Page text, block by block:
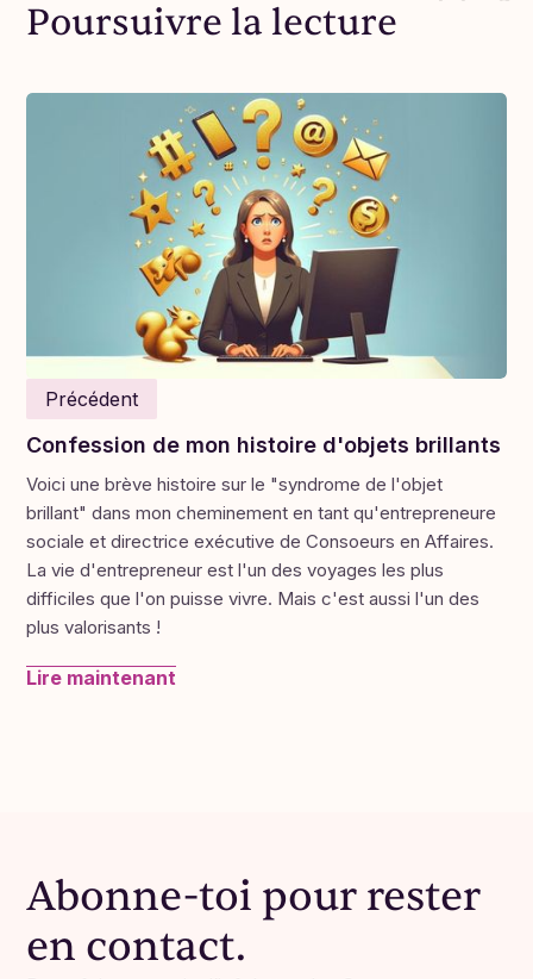
Je parle souvent de la magie qui se produit lors
des 5 à 7 de Consoeurs en Affaires . J'ai été
témoin d'un autre cas lors de notre événement à
Russell. Pour des raisons de confidentialité, les
noms resteront confidentiels.
J'ai entendu l'une de nos Consœurs en Affaires
discuter de la difficulté 😔 qu'elle éprouvait à
devoir congédier une employée. Elle décrivait la
personne comme étant sympathique, mais tout
simplement pas assez "allumée" pour faire le
travail. Aurait-elle pu former la personne
différemment pour que cela fonctionne ?
laisser les choses aller si longtemps, et ce, sans
semaines" : à moins qu'une nouvelle employée
ne montre qu'elle est à la hauteur du poste à la
fin de la troisième semaine, elle la laisse partir.
Poursuivre la lecture
Précédent
Confession de mon histoire d'objets brillants
Voici une brève histoire sur le "syndrome de l'objet
brillant" dans mon cheminement en tant qu'entrepreneure
sociale et directrice exécutive de Consoeurs en Affaires.
La vie d'entrepreneur est l'un des voyages les plus
difficiles que l'on puisse vivre. Mais c'est aussi l'un des
plus valorisants !
Lire maintenant
Abonne-toi pour rester
en contact.